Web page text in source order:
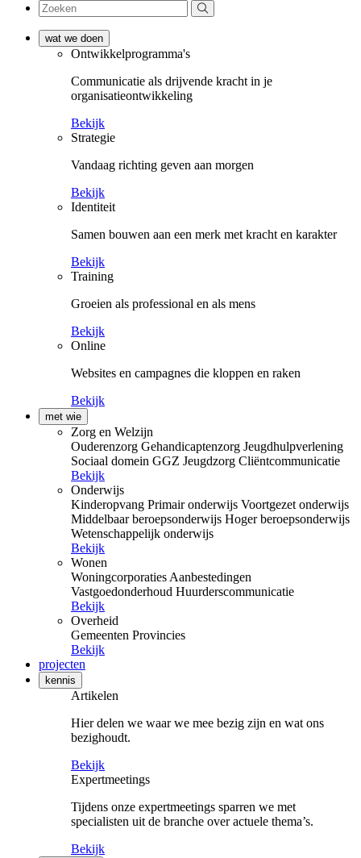
wat we doen
Ontwikkel­­programma's
Communicatie als drijvende kracht in je
organisatieontwikkeling
Bekijk
Strategie
Vandaag richting geven aan morgen
Bekijk
Identiteit
Samen bouwen aan een merk met kracht en karakter
Bekijk
Training
Groeien als professional en als mens
Bekijk
Online
Websites en campagnes die kloppen en raken
Bekijk
met wie
Zorg en Welzijn
Ouderenzorg Gehandicaptenzorg Jeugdhulpverlening
Sociaal domein GGZ Jeugdzorg Cliëntcommunicatie
Bekijk
Onderwijs
Kinderopvang Primair onderwijs Voortgezet onderwijs
Middelbaar beroepsonderwijs Hoger beroepsonderwijs
Wetenschappelijk onderwijs
Bekijk
Wonen
Woningcorporaties Aanbestedingen
Vastgoedonderhoud Huurderscommunicatie
Bekijk
Overheid
Gemeenten Provincies
Bekijk
projecten
kennis
Artikelen
Hier delen we waar we mee bezig zijn en wat ons
bezighoudt.
Bekijk
Expertmeetings
Tijdens onze expertmeetings sparren we met
specialisten uit de branche over actuele thema’s.
Bekijk